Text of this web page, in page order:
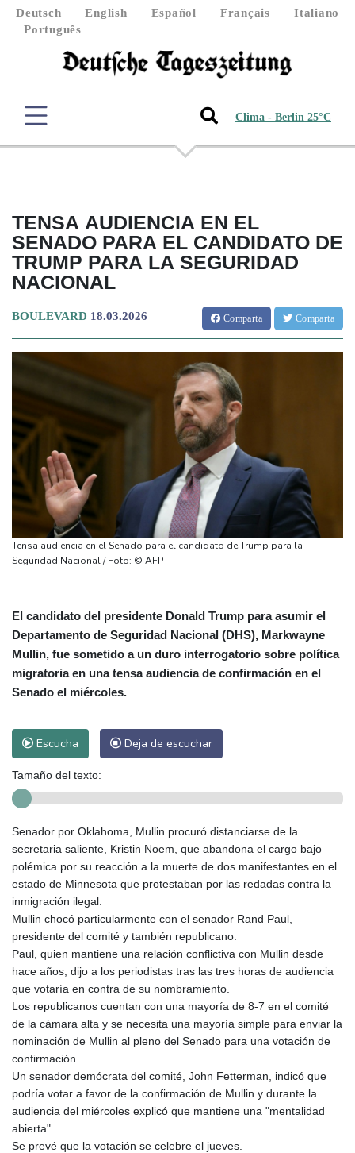
Deutsch English Español Français
Italiano
Português
Clima - Berlin 25°C
TENSA AUDIENCIA EN EL
SENADO PARA EL CANDIDATO DE
TRUMP PARA LA SEGURIDAD
NACIONAL
BOULEVARD 18.03.2026 Comparta Comparta
Tensa audiencia en el Senado para el candidato de Trump para la
Seguridad Nacional / Foto: © AFP
El candidato del presidente Donald Trump para asumir el
Departamento de Seguridad Nacional (DHS), Markwayne
Mullin, fue sometido a un duro interrogatorio sobre política
migratoria en una tensa audiencia de confirmación en el
Senado el miércoles.
Escucha Deja de escuchar
Tamaño del texto:
Senador por Oklahoma, Mullin procuró distanciarse de la
secretaria saliente, Kristin Noem, que abandona el cargo bajo
polémica por su reacción a la muerte de dos manifestantes en el
estado de Minnesota que protestaban por las redadas contra la
inmigración ilegal.
Mullin chocó particularmente con el senador Rand Paul,
presidente del comité y también republicano.
Paul, quien mantiene una relación conflictiva con Mullin desde
hace años, dijo a los periodistas tras las tres horas de audiencia
que votaría en contra de su nombramiento.
Los republicanos cuentan con una mayoría de 8-7 en el comité
de la cámara alta y se necesita una mayoría simple para enviar la
nominación de Mullin al pleno del Senado para una votación de
confirmación.
Un senador demócrata del comité, John Fetterman, indicó que
podría votar a favor de la confirmación de Mullin y durante la
audiencia del miércoles explicó que mantiene una "mentalidad
abierta".
Se prevé que la votación se celebre el jueves.